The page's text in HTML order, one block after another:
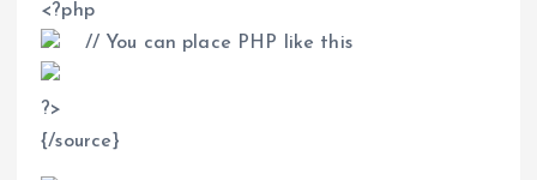
<?php
// You can place PHP like this
?>
{/source}